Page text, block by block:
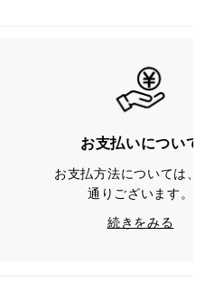
お支払いについて
お支払方法については、
通りございます。
続きをみる